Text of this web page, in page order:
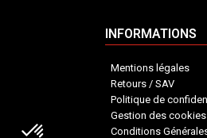
INFORMATIONS
Mentions légales
Retours / SAV
Politique de
Gestion des cookies
Conditions